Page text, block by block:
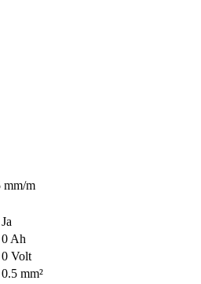
mm/m
Ja
0 Ah
0 Volt
0.5 mm²